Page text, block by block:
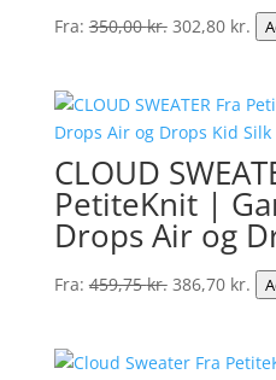
Fra:350,00kr. Den
var:
350,00 kr..
302,80 kr.
er:
CLOUD
PetiteKnit |
Drops Air og
Fra:459,75kr. Den
var:
386,70 kr.
er: